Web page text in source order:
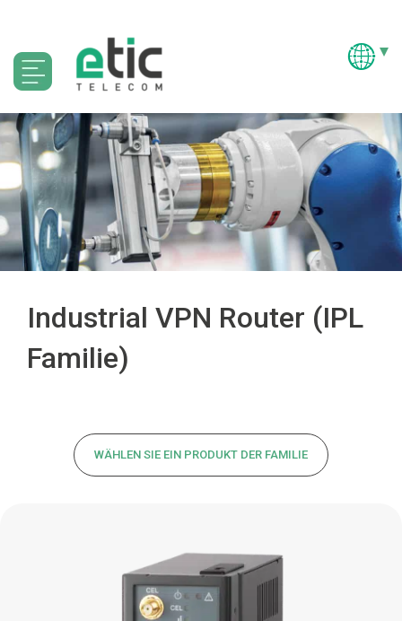
Industrial VPN Router (IPL
Familie)
WÄHLEN SIE EIN PRODUKT DER FAMILIE